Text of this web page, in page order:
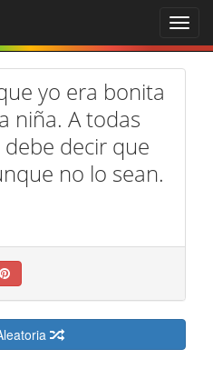
yo era bonita
niña. A todas
debe decir que
no lo sean.